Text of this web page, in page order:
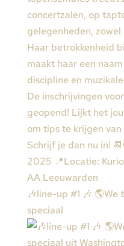
🎶line-up #1 🎶
speciaal